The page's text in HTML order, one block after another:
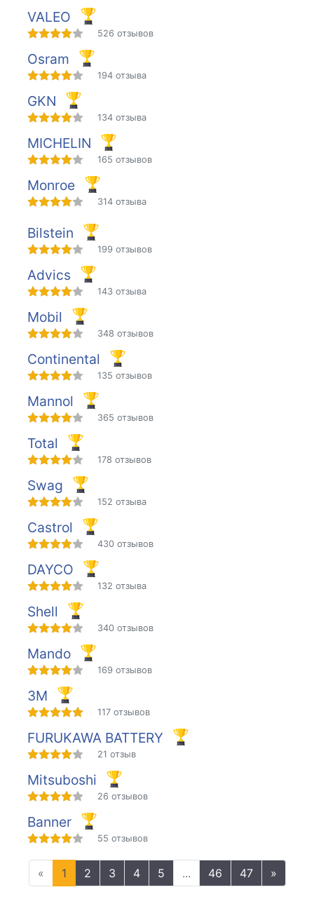
VALEO
526 отзывов
Osram
194 отзыва
GKN
134 отзыва
MICHELIN
165 отзывов
Monroe
314 отзыва
Bilstein
199 отзывов
Advics
143 отзыва
Mobil
348 отзывов
Continental
135 отзывов
Mannol
365 отзывов
Total
178 отзывов
Swag
152 отзыва
Castrol
430 отзывов
DAYCO
132 отзыва
Shell
340 отзывов
Mando
169 отзывов
3M
117 отзывов
FURUKAWA BATTERY
21 отзыв
Mitsuboshi
26 отзывов
Banner
55 отзывов
« 1 2 3 4 5 ... 46 47 »